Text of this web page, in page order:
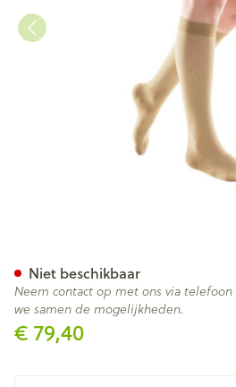
€ 79,40
Niet beschikbaar
Neem contact op met ons via
we samen de mogelijkheden.